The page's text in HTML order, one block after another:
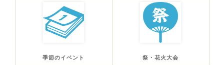
季節のイベント 祭・花火大会